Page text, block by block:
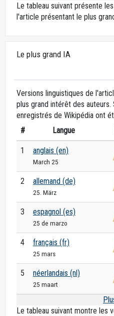
Le tableau suivant présente
l'article présentant le plus
Le plus grand IA
Versions linguistiques de
plus grand intérêt des auteurs.
enregistrés de Wikipédia ont
#
Langue
1 anglais (en)
March 25
2 allemand (de)
25. März
3 espagnol (es)
25 de marzo
4 français (fr)
25 mars
5 néerlandais (nl)
25 maart
Le tableau suivant montre les